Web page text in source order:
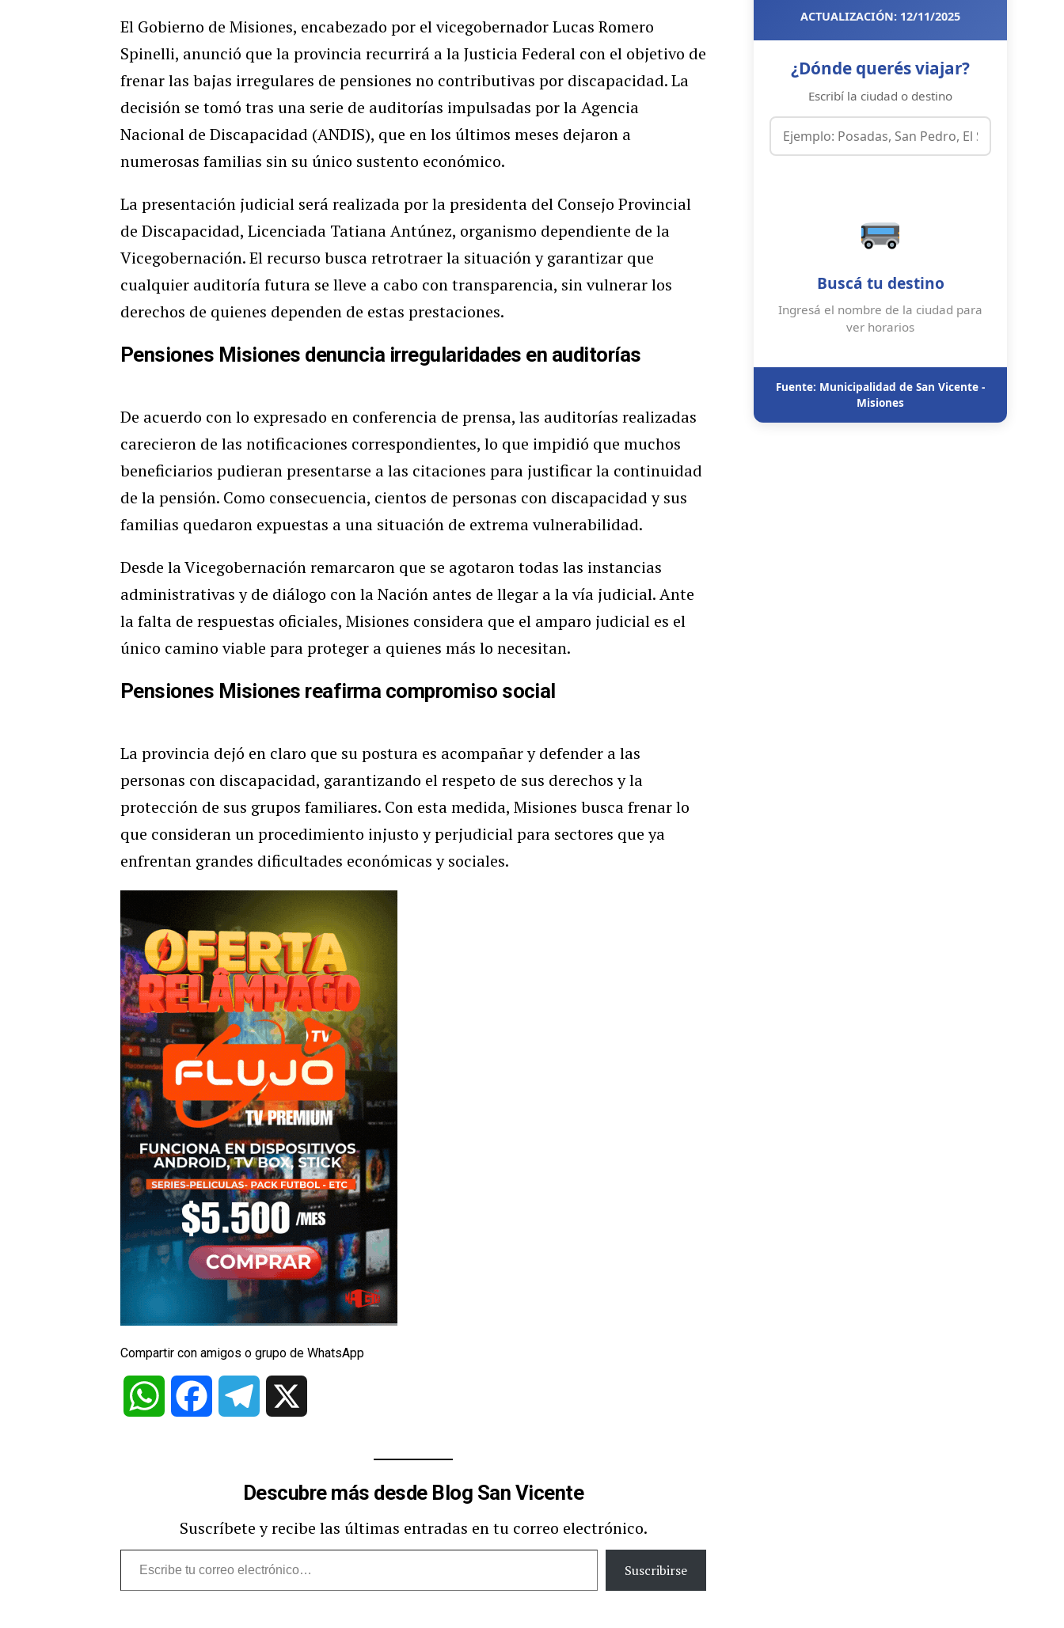
El Gobierno de Misiones, encabezado por el vicegobernador Lucas Romero
Spinelli, anunció que la provincia recurrirá a la Justicia Federal con el objetivo de
frenar las bajas irregulares de pensiones no contributivas por discapacidad. La
decisión se tomó tras una serie de auditorías impulsadas por la Agencia
Nacional de Discapacidad (ANDIS), que en los últimos meses dejaron a
numerosas familias sin su único sustento económico.
La presentación judicial será realizada por la presidenta del Consejo Provincial
de Discapacidad, Licenciada Tatiana Antúnez, organismo dependiente de la
Vicegobernación. El recurso busca retrotraer la situación y garantizar que
cualquier auditoría futura se lleve a cabo con transparencia, sin vulnerar los
derechos de quienes dependen de estas prestaciones.
Pensiones Misiones denuncia irregularidades en auditorías
De acuerdo con lo expresado en conferencia de prensa, las auditorías realizadas
carecieron de las notificaciones correspondientes, lo que impidió que muchos
beneficiarios pudieran presentarse a las citaciones para justificar la continuidad
de la pensión. Como consecuencia, cientos de personas con discapacidad y sus
familias quedaron expuestas a una situación de extrema vulnerabilidad.
Desde la Vicegobernación remarcaron que se agotaron todas las instancias
administrativas y de diálogo con la Nación antes de llegar a la vía judicial. Ante
la falta de respuestas oficiales, Misiones considera que el amparo judicial es el
único camino viable para proteger a quienes más lo necesitan.
Pensiones Misiones reafirma compromiso social
La provincia dejó en claro que su postura es acompañar y defender a las
personas con discapacidad, garantizando el respeto de sus derechos y la
protección de sus grupos familiares. Con esta medida, Misiones busca frenar lo
que consideran un procedimiento injusto y perjudicial para sectores que ya
enfrentan grandes dificultades económicas y sociales.
Compartir con amigos o grupo de WhatsApp
WhatsApp Facebook Telegram
Descubre más desde Blog San Vicente
Suscríbete y recibe las últimas entradas en tu correo electrónico.
Escribe
tu
Suscribirse
ACTUALIZACIÓN: 12/11/2025
¿Dónde querés viajar?
Escribí la ciudad o destino
Buscá tu destino
Ingresá el nombre de la ciudad para
ver horarios
Fuente: Municipalidad de San Vicente -
Misiones